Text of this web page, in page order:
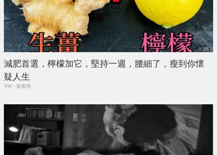
減肥首選，檸檬加它，堅持一週，腰細了，瘦到你懷
疑人生
PR・新素簡